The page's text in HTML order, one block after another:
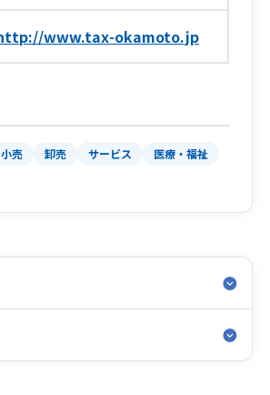
www.tax-okamoto.jp
小売 卸売 サービス
医療・福祉